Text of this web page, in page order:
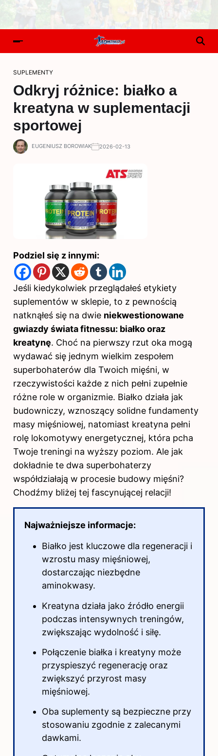
SUPLEMENTY
Odkryj różnice: białko a
kreatyna w suplementacji
sportowej
EUGENIUSZ BOROWIAK 2026-02-13
Podziel się z innymi:
Jeśli kiedykolwiek przeglądałeś etykiety
suplementów w sklepie, to z pewnością
natknąłeś się na dwie niekwestionowane
gwiazdy świata fitnessu: białko oraz
kreatynę. Choć na pierwszy rzut oka mogą
wydawać się jednym wielkim zespołem
superbohaterów dla Twoich mięśni, w
rzeczywistości każde z nich pełni zupełnie
różne role w organizmie. Białko działa jak
budowniczy, wznoszący solidne fundamenty
masy mięśniowej, natomiast kreatyna pełni
rolę lokomotywy energetycznej, która pcha
Twoje treningi na wyższy poziom. Ale jak
dokładnie te dwa superbohaterzy
współdziałają w procesie budowy mięśni?
Chodźmy bliżej tej fascynującej relacji!
Najważniejsze informacje:
Białko jest kluczowe dla regeneracji i
wzrostu masy mięśniowej,
dostarczając niezbędne
aminokwasy.
Kreatyna działa jako źródło energii
podczas intensywnych treningów,
zwiększając wydolność i siłę.
Połączenie białka i kreatyny może
przyspieszyć regenerację oraz
zwiększyć przyrost masy
mięśniowej.
Oba suplementy są bezpieczne przy
stosowaniu zgodnie z zalecanymi
dawkami.